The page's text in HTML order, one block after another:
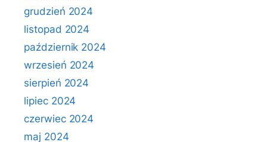
grudzień 2024
listopad 2024
październik 2024
wrzesień 2024
sierpień 2024
lipiec 2024
czerwiec 2024
maj 2024